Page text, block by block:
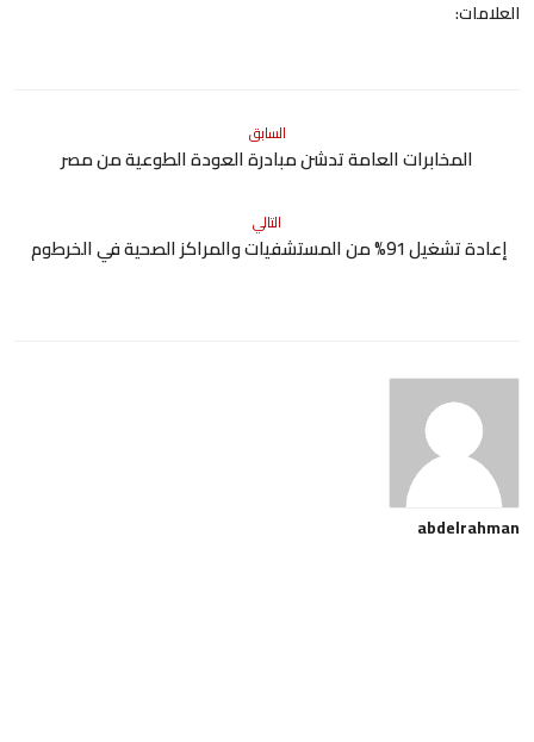
العلامات:
السابق
المخابرات العامة تدشن مبادرة العودة الطوعية من مصر
التالي
إعادة تشغيل 91% من المستشفيات والمراكز الصحية في الخرطوم
abdelrahman